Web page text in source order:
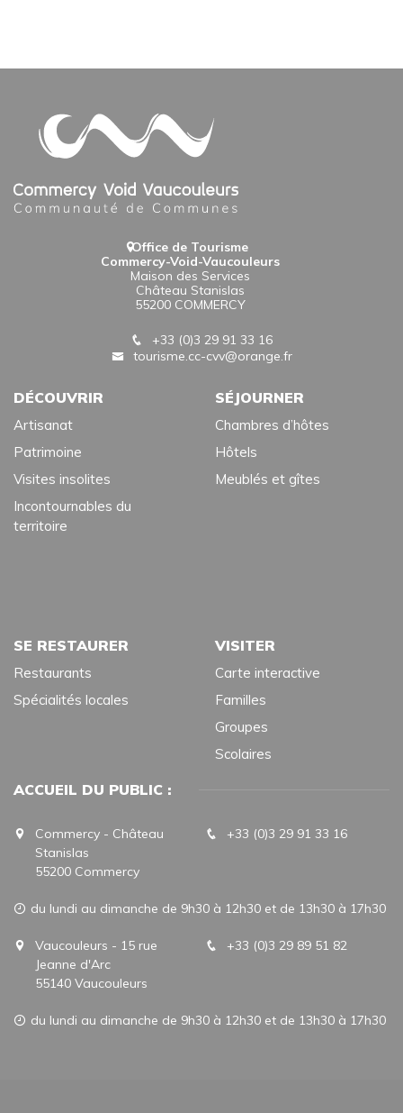
Office de Tourisme
Commercy-Void-Vaucouleurs
Maison des Services
Château Stanislas
55200 COMMERCY
+33 (0)3 29 91 33 16
tourisme.cc-cvv@orange.fr
DÉCOUVRIR
Artisanat
Patrimoine
Visites insolites
Incontournables du
territoire
SÉJOURNER
Chambres d’hôtes
Hôtels
Meublés et gîtes
SE RESTAURER
Restaurants
Spécialités locales
VISITER
Carte interactive
Familles
Groupes
Scolaires
ACCUEIL DU PUBLIC :
Commercy - Château
Stanislas
55200 Commercy
+33 (0)3 29 91 33 16
du lundi au dimanche de 9h30 à 12h30 et de 13h30 à 17h30
Vaucouleurs - 15 rue
Jeanne d'Arc
55140 Vaucouleurs
+33 (0)3 29 89 51 82
du lundi au dimanche de 9h30 à 12h30 et de 13h30 à 17h30